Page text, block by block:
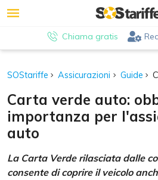
Chiama gratis
SOStariffe Assicurazioni Guide
Carta verde auto:
importanza per
auto
La Carta Verde rilasciata dalle
consente di coprire il veicolo